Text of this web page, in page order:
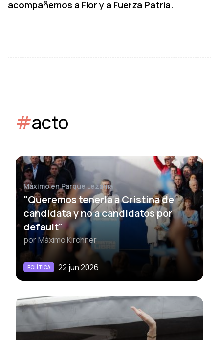
acompañemos a Flor y a Fuerza Patria.
#acto
Máximo en Parque Lezama
"Queremos tenerla a Cristina de
candidata y no a candidatos por
default"
porMáximo Kirchner
POLÍTICA 22 jun 2026